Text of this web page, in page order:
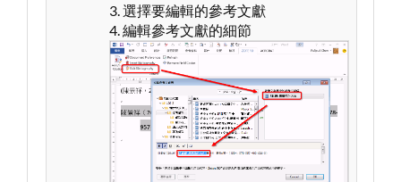
3. 選擇要編輯的參考文獻
4. 編輯參考文獻的細節